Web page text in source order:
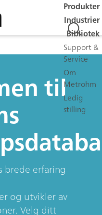
Produkter
Industrier
Bibliotek
Support &
Service
Om
Metrohm
Ledig
stilling
til
brede erfaring
og utvikler av
Velg ditt